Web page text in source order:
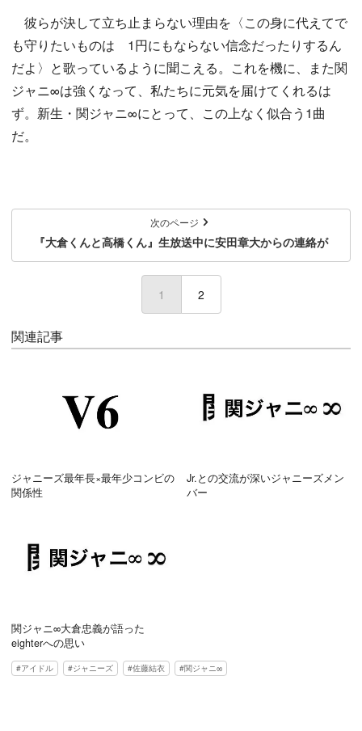
彼らが決して立ち止まらない理由を〈この身に代えてで
も守りたいものは 1円にもならない信念だったりするん
だよ〉と歌っているように聞こえる。これを機に、また関
ジャニ∞は強くなって、私たちに元気を届けてくれるは
ず。新生・関ジャニ∞にとって、この上なく似合う1曲
だ。
次のページ
『大倉くんと高橋くん』生放送中に安田章大からの連絡が
1 (current)
2
関連記事
ジャニーズ最年長×最年少コンビの
関係性
Jr.との交流が深いジャニーズメン
バー
関ジャニ∞大倉忠義が語った
eighterへの思い
アイドル ジャニーズ 佐藤結衣 関ジャニ∞